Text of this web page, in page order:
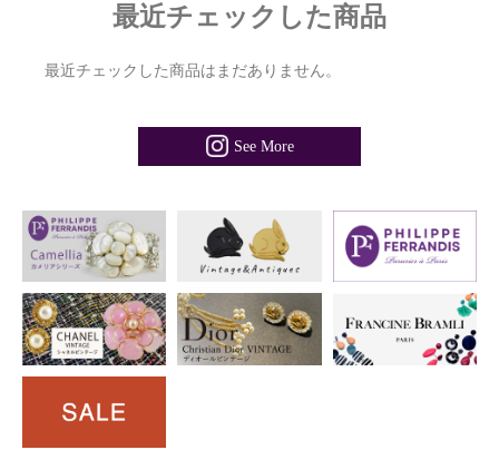
最近チェックした商品
最近チェックした商品はまだありません。
See More